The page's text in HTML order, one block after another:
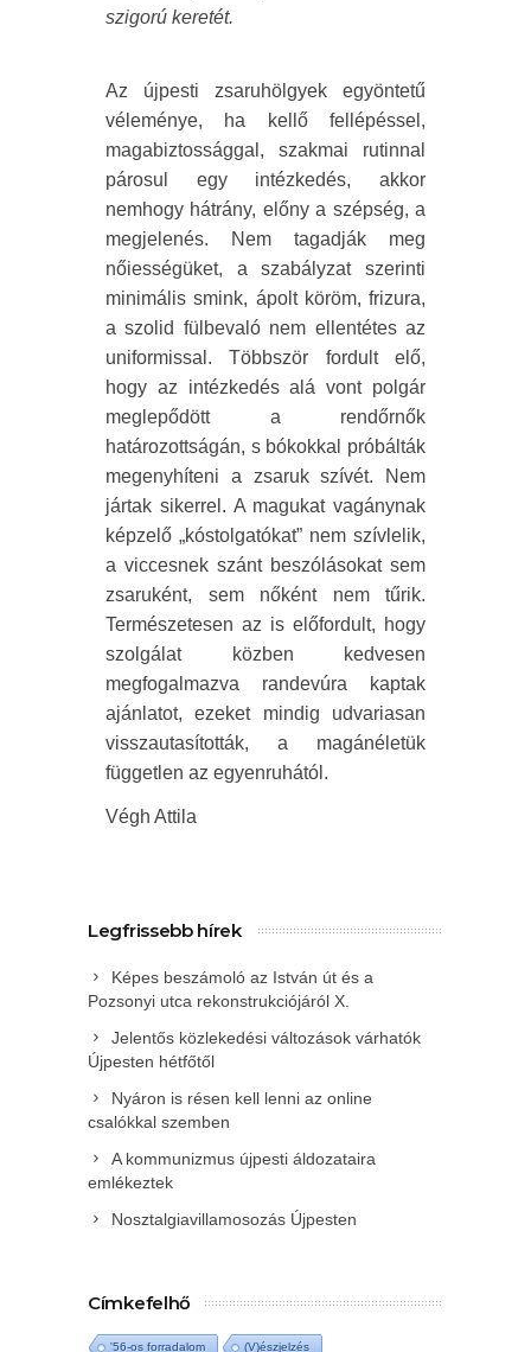
szigorú keretét.
Az újpesti zsaruhölgyek egyöntetű
véleménye, ha kellő fellépéssel,
magabiztossággal, szakmai rutinnal
párosul egy intézkedés, akkor
nemhogy hátrány, előny a szépség, a
megjelenés. Nem tagadják meg
nőiességüket, a szabályzat szerinti
minimális smink, ápolt köröm, frizura,
a szolid fülbevaló nem ellentétes az
uniformissal. Többször fordult elő,
hogy az intézkedés alá vont polgár
meglepődött a rendőrnők
határozottságán, s bókokkal próbálták
megenyhíteni a zsaruk szívét. Nem
jártak sikerrel. A magukat vagánynak
képzelő „kóstolgatókat” nem szívlelik,
a viccesnek szánt beszólásokat sem
zsaruként, sem nőként nem tűrik.
Természetesen az is előfordult, hogy
szolgálat közben kedvesen
megfogalmazva randevúra kaptak
ajánlatot, ezeket mindig udvariasan
visszautasították, a magánéletük
független az egyenruhától.
Végh Attila
Legfrissebb hírek
Képes beszámoló az István út és a
Pozsonyi utca rekonstrukciójáról X.
Jelentős közlekedési változások várhatók
Újpesten hétfőtől
Nyáron is résen kell lenni az online
csalókkal szemben
A kommunizmus újpesti áldozataira
emlékeztek
Nosztalgiavillamosozás Újpesten
Címkefelhő
'56-os forradalom (V)észjelzés